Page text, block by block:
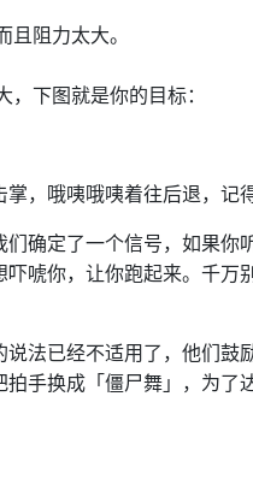
阻力太大。
下图就是你的目标：
，哦咦哦咦着往后退，记
确定了一个信号，如果你
唬你，让你跑起来。千万
法已经不适用了，他们鼓
手换成「僵尸舞」，为了